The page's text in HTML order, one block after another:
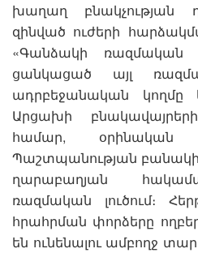
խաղաղ բնակչության
զինված ուժերի
«Գանձակի ռազմական
ցանկացած այլ
ադրբեջանական կողմը
Արցախի
համար,
Պաշտպանության
ղարաբաղյան
ռազմական լուծում։
հրահրման փորձերը
են ունենալու ամբողջ